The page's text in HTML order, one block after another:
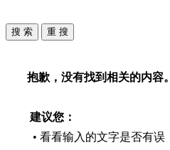
抱歉，没有找到相关的内容。
建议您：
• 看看输入的文字是否有误